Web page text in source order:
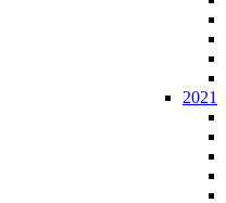
2021